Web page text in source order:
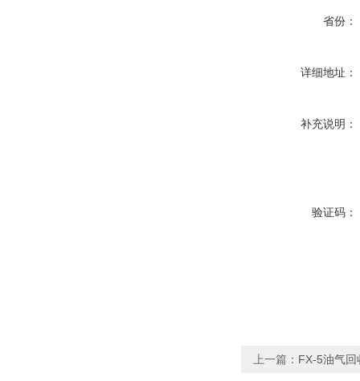
省份：
详细地址：
补充说明：
验证码：
上一篇： FX-5油气